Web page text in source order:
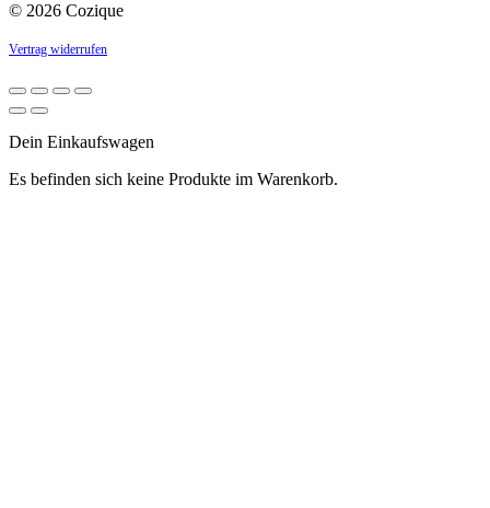
© 2026 Cozique
Vertrag widerrufen
Dein Einkaufswagen
Es befinden sich keine Produkte im Warenkorb.